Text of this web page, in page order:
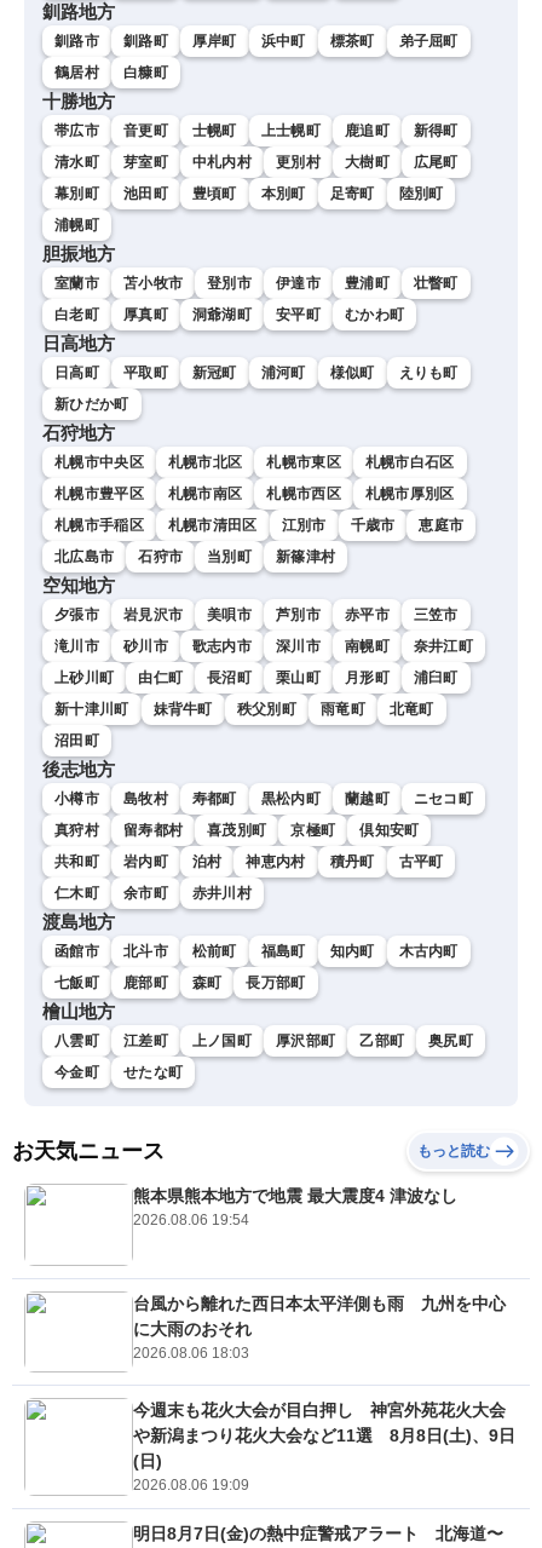
釧路地方
釧路市 釧路町 厚岸町 浜中町 標茶町
弟子屈町
鶴居村
白糠町
十勝地方
帯広市 音更町 士幌町 上士幌町 鹿追町
新得町
清水町
芽室町 中札内村 更別村 大樹町
広尾町
幕別町
池田町 豊頃町 本別町 足寄町
陸別町
浦幌町
胆振地方
室蘭市 苫小牧市 登別市 伊達市 豊浦町
壮瞥町
白老町
厚真町 洞爺湖町 安平町 むかわ町
日高地方
日高町 平取町 新冠町 浦河町 様似町
えりも町
新ひだか町
石狩地方
札幌市中央区 札幌市北区 札幌市東区
札幌市白石区
札幌市豊平区
札幌市南区 札幌市西区
札幌市厚別区
札幌市手稲区
札幌市清田区 江別市 千歳市
恵庭市
北広島市
石狩市 当別町 新篠津村
空知地方
夕張市 岩見沢市 美唄市 芦別市 赤平市
三笠市
滝川市
砂川市 歌志内市 深川市 南幌町
奈井江町
上砂川町
由仁町 長沼町 栗山町 月形町
浦臼町
新十津川町
妹背牛町 秩父別町 雨竜町
北竜町
沼田町
後志地方
小樽市 島牧村 寿都町 黒松内町 蘭越町
ニセコ町
真狩村
留寿都村 喜茂別町 京極町
倶知安町
共和町
岩内町 泊村 神恵内村 積丹町
古平町
仁木町
余市町 赤井川村
渡島地方
函館市 北斗市 松前町 福島町 知内町
木古内町
七飯町
鹿部町 森町 長万部町
檜山地方
八雲町 江差町 上ノ国町 厚沢部町 乙部町
奥尻町
今金町
せたな町
お天気ニュース もっと読む
熊本県熊本地方で地震 最大震度4 津波なし
2026.08.06 19:54
台風から離れた西日本太平洋側も雨 九州を中心
に大雨のおそれ
2026.08.06 18:03
今週末も花火大会が目白押し 神宮外苑花火大会
や新潟まつり花火大会など11選 8月8日(土)、9日
(日)
2026.08.06 19:09
明日8月7日(金)の熱中症警戒アラート 北海道〜